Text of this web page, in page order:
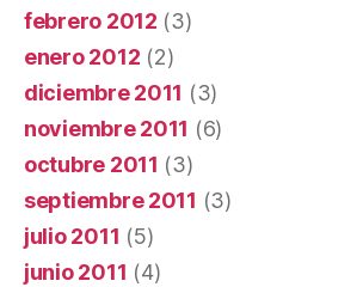
febrero 2012 (3)
enero 2012 (2)
diciembre 2011 (3)
noviembre 2011 (6)
octubre 2011 (3)
septiembre 2011 (3)
julio 2011 (5)
junio 2011 (4)